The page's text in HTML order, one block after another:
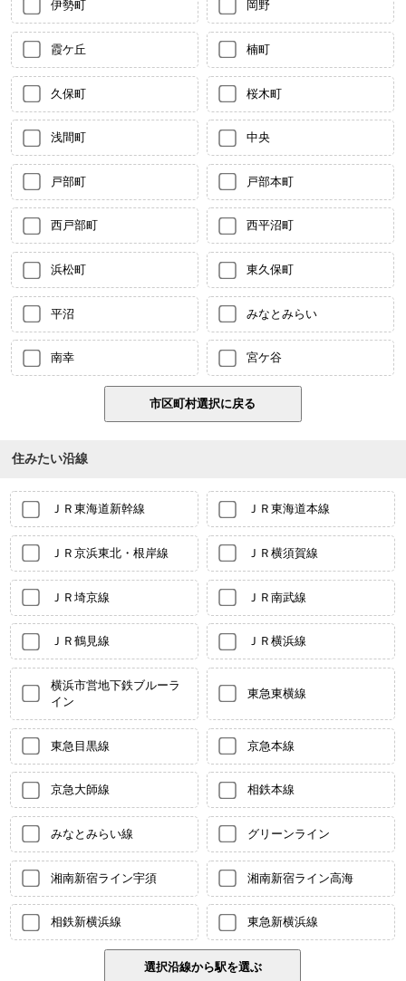
伊勢町 岡野
霞ケ丘 楠町
久保町 桜木町
浅間町 中央
戸部町 戸部本町
西戸部町 西平沼町
浜松町 東久保町
平沼 みなとみらい
南幸 宮ケ谷
住みたい沿線
ＪＲ東海道新幹線 ＪＲ東海道本線
ＪＲ京浜東北・根岸線 ＪＲ横須賀線
ＪＲ埼京線 ＪＲ南武線
ＪＲ鶴見線 ＪＲ横浜線
横浜市営地下鉄ブルーラ
イン
東急東横線
東急目黒線 京急本線
京急大師線 相鉄本線
みなとみらい線 グリーンライン
湘南新宿ライン宇須 湘南新宿ライン高海
相鉄新横浜線 東急新横浜線